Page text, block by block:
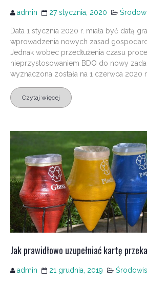
admin 27 stycznia, 2020
Data 1 stycznia 2020 r. miała być datą
wprowadzenia nowych zasad
Jednak wobec przedłużenia czasu
nieprzystosowaniem BDO do nowy
wyznaczona została na 1 czerwca 2020
Czytaj więcej
Jak prawidłowo uzupełniać kartę
admin 21 grudnia, 2019